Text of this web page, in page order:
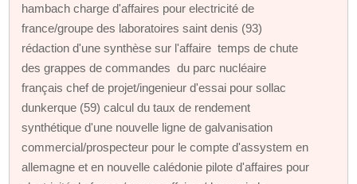
hambach charge d'affaires pour electricité de
france/groupe des laboratoires saint denis (93)
rédaction d'une synthèse sur l'affaire temps de chute
des grappes de commandes du parc nucléaire
français chef de projet/ingenieur d'essai pour sollac
dunkerque (59) calcul du taux de rendement
synthétique d'une nouvelle ligne de galvanisation
commercial/prospecteur pour le compte d'assystem en
allemagne et en nouvelle calédonie pilote d'affaires pour